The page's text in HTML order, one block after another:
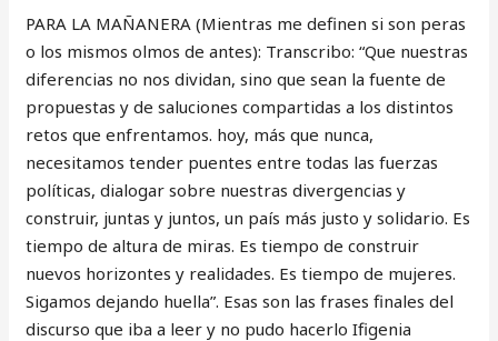
PARA LA MAÑANERA (Mientras me definen si son peras
o los mismos olmos de antes): Transcribo: “Que nuestras
diferencias no nos dividan, sino que sean la fuente de
propuestas y de saluciones compartidas a los distintos
retos que enfrentamos. hoy, más que nunca,
necesitamos tender puentes entre todas las fuerzas
políticas, dialogar sobre nuestras divergencias y
construir, juntas y juntos, un país más justo y solidario. Es
tiempo de altura de miras. Es tiempo de construir
nuevos horizontes y realidades. Es tiempo de mujeres.
Sigamos dejando huella”. Esas son las frases finales del
discurso que iba a leer y no pudo hacerlo Ifigenia